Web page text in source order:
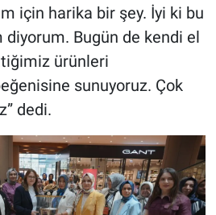
için harika bir şey. İyi ki bu
diyorum. Bugün de kendi el
ürünleri
sunuyoruz. Çok
dedi.